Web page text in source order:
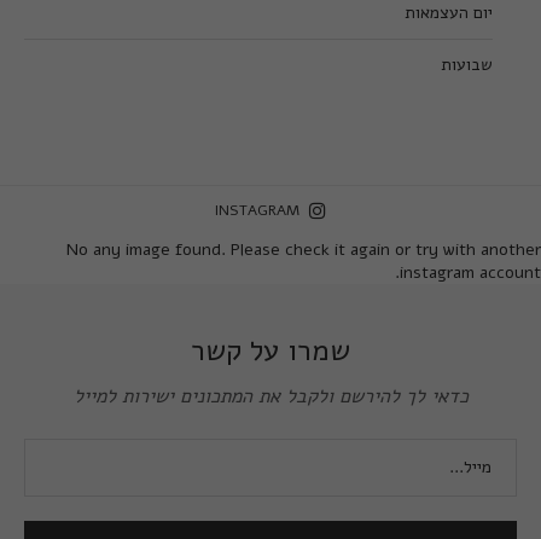
יום העצמאות
שבועות
INSTAGRAM
No any image found. Please check it again or try with another
instagram account.
שמרו על קשר
כדאי לך להירשם ולקבל את המתכונים ישירות למייל